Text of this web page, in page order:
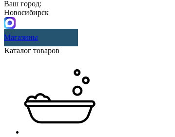
Ваш город:
Новосибирск
Магазины
Каталог товаров